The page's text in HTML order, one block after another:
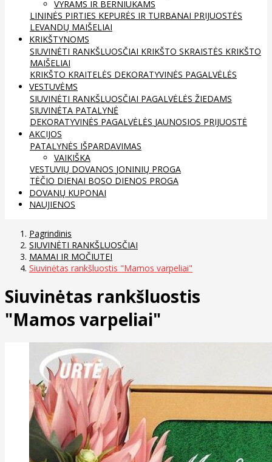
VYRAMS IR BERNIUKAMS
LININĖS PIRTIES KEPURĖS IR TURBANAI PRIJUOSTĖS
LEVANDŲ MAIŠELIAI
KRIKŠTYNOMS
SIUVINĖTI RANKŠLUOSČIAI KRIKŠTO SKRAISTĖS KRIKŠTO
MAIŠELIAI
KRIKŠTO KRAITELĖS DEKORATYVINĖS PAGALVĖLĖS
VESTUVĖMS
SIUVINĖTI RANKŠLUOSČIAI PAGALVĖLĖS ŽIEDAMS
SIUVINĖTA PATALYNĖ
DEKORATYVINĖS PAGALVĖLĖS JAUNOSIOS PRIJUOSTĖ
AKCIJOS
PATALYNĖS IŠPARDAVIMAS
VAIKIŠKA
VESTUVIŲ DOVANOS JONINIŲ PROGA
TĖČIO DIENAI BOSO DIENOS PROGA
DOVANŲ KUPONAI
NAUJIENOS
Pagrindinis
SIUVINĖTI RANKŠLUOSČIAI
MAMAI IR MOČIUTEI
Siuvinėtas rankšluostis "Mamos varpeliai"
Siuvinėtas rankšluostis
"Mamos varpeliai"